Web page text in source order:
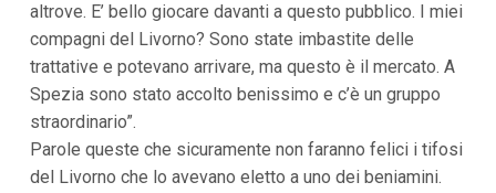
e
V
i
i
f
o
d
altrove. E’ bello giocare davanti a questo pubblico. I miei
compagni del Livorno? Sono state imbastite delle
trattative e potevano arrivare, ma questo è il mercato. A
Spezia sono stato accolto benissimo e c’è un gruppo
straordinario”.
Parole queste che sicuramente non faranno felici i tifosi
del Livorno che lo avevano eletto a uno dei beniamini.